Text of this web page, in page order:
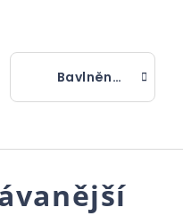
Bavlněné koberce